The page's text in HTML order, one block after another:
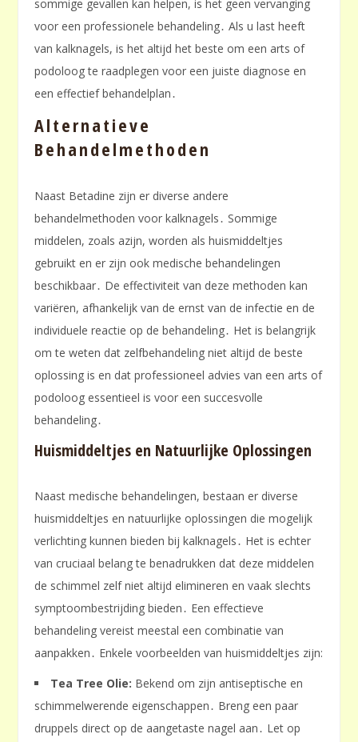
sommige gevallen kan helpen, is het geen vervanging
voor een professionele behandeling․ Als u last heeft
van kalknagels, is het altijd het beste om een arts of
podoloog te raadplegen voor een juiste diagnose en
een effectief behandelplan․
Alternatieve
Behandelmethoden
Naast Betadine zijn er diverse andere
behandelmethoden voor kalknagels․ Sommige
middelen, zoals azijn, worden als huismiddeltjes
gebruikt en er zijn ook medische behandelingen
beschikbaar․ De effectiviteit van deze methoden kan
variëren, afhankelijk van de ernst van de infectie en de
individuele reactie op de behandeling․ Het is belangrijk
om te weten dat zelfbehandeling niet altijd de beste
oplossing is en dat professioneel advies van een arts of
podoloog essentieel is voor een succesvolle
behandeling․
Huismiddeltjes en Natuurlijke Oplossingen
Naast medische behandelingen, bestaan er diverse
huismiddeltjes en natuurlijke oplossingen die mogelijk
verlichting kunnen bieden bij kalknagels․ Het is echter
van cruciaal belang te benadrukken dat deze middelen
de schimmel zelf niet altijd elimineren en vaak slechts
symptoombestrijding bieden․ Een effectieve
behandeling vereist meestal een combinatie van
aanpakken․ Enkele voorbeelden van huismiddeltjes zijn:
Tea Tree Olie: Bekend om zijn antiseptische en
schimmelwerende eigenschappen․ Breng een paar
druppels direct op de aangetaste nagel aan․ Let op